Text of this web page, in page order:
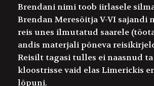
Brendani nimi toob iirlasele
Brendan Meresõitja V-VI sajandi
reis unes ilmutatud saarele
andis materjali põneva
Reisilt tagasi tulles ei naasnud
kloostrisse vaid elas Limerickis
lõpuni.